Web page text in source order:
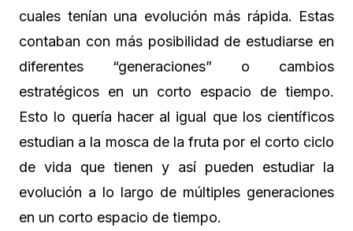
cuales tenían una evolución más rápida. Estas
contaban con más posibilidad de estudiarse en
diferentes “generaciones” o cambios
estratégicos en un corto espacio de tiempo.
Esto lo quería hacer al igual que los científicos
estudian a la mosca de la fruta por el corto ciclo
de vida que tienen y así pueden estudiar la
evolución a lo largo de múltiples generaciones
en un corto espacio de tiempo.